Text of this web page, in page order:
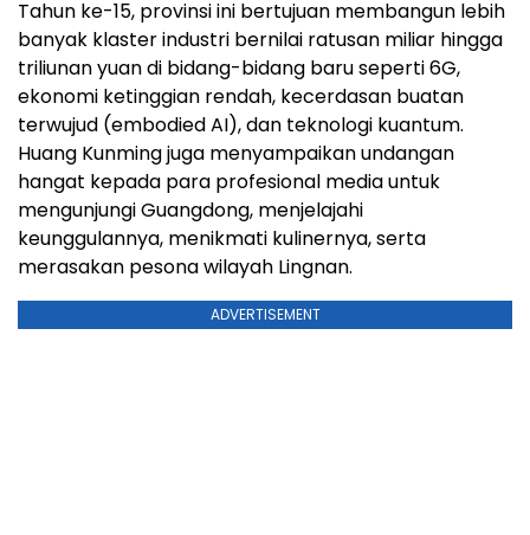
Tahun ke-15, provinsi ini bertujuan membangun lebih
banyak klaster industri bernilai ratusan miliar hingga
triliunan yuan di bidang-bidang baru seperti 6G,
ekonomi ketinggian rendah, kecerdasan buatan
terwujud (embodied AI), dan teknologi kuantum.
Huang Kunming juga menyampaikan undangan
hangat kepada para profesional media untuk
mengunjungi Guangdong, menjelajahi
keunggulannya, menikmati kulinernya, serta
merasakan pesona wilayah Lingnan.
ADVERTISEMENT